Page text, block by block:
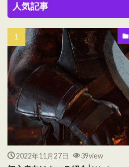
人気記事
2022年11月27日 39view